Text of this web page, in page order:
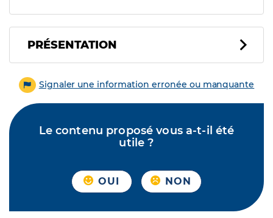
PRÉSENTATION
Signaler une information erronée ou manquante
Le contenu proposé vous a-t-il été
utile ?
OUI NON